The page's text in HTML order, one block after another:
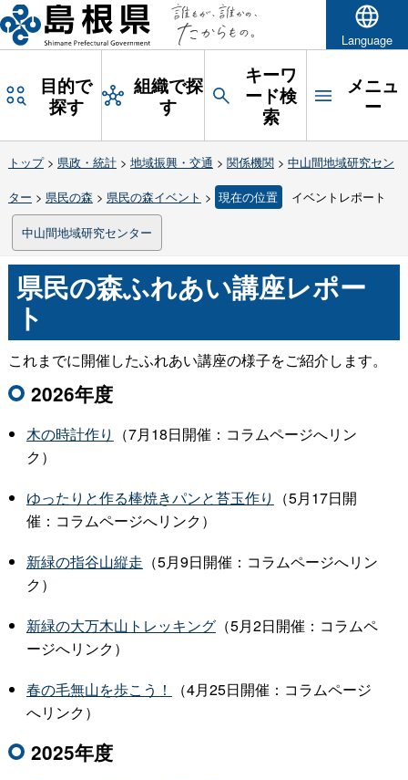
Language
目的で
探す
組織で探
す
キーワ
ード検
索
メニュ
ー
トップ> 県政・統計> 地域振興・交通 > 関係機関> 中山間地域研究セン
ター > 県民の森 > 県民の森イベント > 現在の位置 イベントレポート
中山間地域研究センター
県民の森ふれあい講座レポー
ト
これまでに開催したふれあい講座の様子をご紹介します。
2026年度
木の時計作り
（7月18日開催：コラムページへリン
ク）
ゆったりと作る棒焼きパンと苔玉作り
（5月17日開
催：コラムページへリンク）
新緑の指谷山縦走 （5月9日開催：コラムページへリン
ク）
新緑の大万木山トレッキング（5月2日開催：コラムペ
ージへリンク）
春の毛無山を歩こう！
（4月25日開催：コラムページ
へリンク）
2025年度